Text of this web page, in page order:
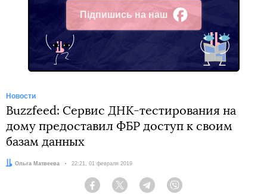
Підпишись на наш
Facebook
Новости
Buzzfeed: Сервис ДНК-тестирования на
дому предоставил ФБР доступ к своим
базам данных
Автор:
Ольга Матвеева Дата:
22:21, 01 февраля 2019
Facebook Twitter Telegram